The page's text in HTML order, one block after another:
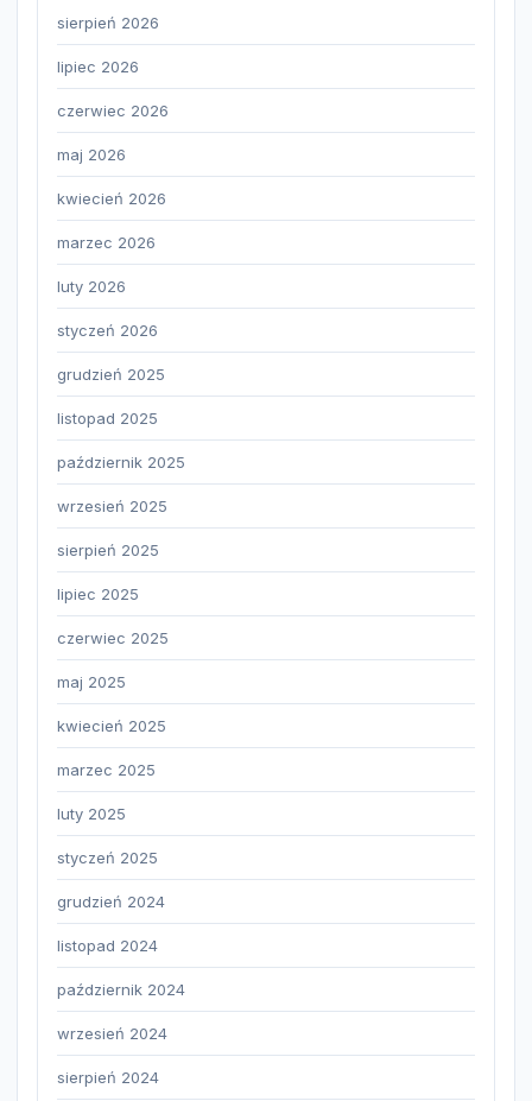
sierpień 2026
lipiec 2026
czerwiec 2026
maj 2026
kwiecień 2026
marzec 2026
luty 2026
styczeń 2026
grudzień 2025
listopad 2025
październik 2025
wrzesień 2025
sierpień 2025
lipiec 2025
czerwiec 2025
maj 2025
kwiecień 2025
marzec 2025
luty 2025
styczeń 2025
grudzień 2024
listopad 2024
październik 2024
wrzesień 2024
sierpień 2024